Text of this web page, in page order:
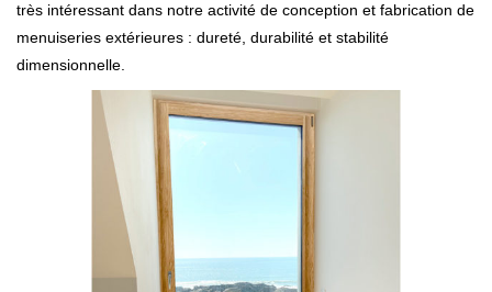
très intéressant dans notre activité de conception et fabrication de
menuiseries extérieures : dureté, durabilité et stabilité
dimensionnelle.